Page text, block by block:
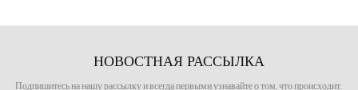
НОВОСТНАЯ РАССЫЛКА
Подпишитесь на нашу рассылку и всегда первыми узнавайте о том, что происходит.